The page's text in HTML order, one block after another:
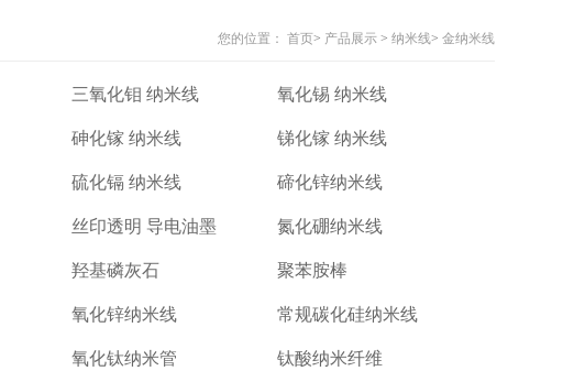
您的位置： 首页> 产品展示 > 纳米线> 金纳米线
三氧化钼 纳米线 氧化锡 纳米线
砷化镓 纳米线 锑化镓 纳米线
硫化镉 纳米线 碲化锌纳米线
丝印透明 导电油墨 氮化硼纳米线
羟基磷灰石 聚苯胺棒
氧化锌纳米线 常规碳化硅纳米线
氧化钛纳米管 钛酸纳米纤维